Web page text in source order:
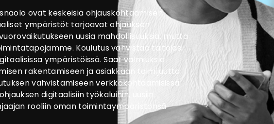
ovat keskeisiä ohjauskohtaamisen
ympäristöt tarjoavat ohjauksen
uusia mahdollisuuksia, mutta
Koulutus vahvistaa taitojasi
ympäristöissä. Saat valmiuksia
rakentamiseen ja asiakkaan toimijuutta
vahvistamiseen verkkokohtaamisissa.
digitaalisiin työkaluihin, uusiin
rooliin oman toimintaympäristönsä